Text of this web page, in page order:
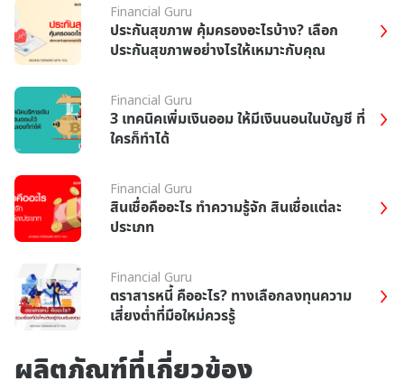
Financial Guru
ประกันสุขภาพ คุ้มครองอะไรบ้าง? เลือก
ประกันสุขภาพอย่างไรให้เหมาะกับคุณ
Financial Guru
3 เทคนิคเพิ่มเงินออม ให้มีเงินนอนในบัญชี ที่
ใครก็ทำได้
Financial Guru
สินเชื่อคืออะไร ทำความรู้จัก สินเชื่อแต่ละ
ประเภท
Financial Guru
ตราสารหนี้ คืออะไร? ทางเลือกลงทุนความ
เสี่ยงต่ำที่มือใหม่ควรรู้
ผลิตภัณฑ์ที่เกี่ยวข้อง